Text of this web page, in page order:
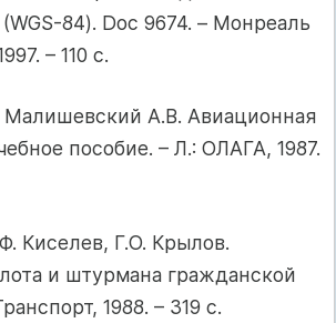
84). Doc 9674. – Монреаль
– 110 с.
А.В. Авиационная
пособие. – Л.: ОЛАГА, 1987.
Киселев, Г.О. Крылов.
и штурмана гражданской
1988. – 319 с.